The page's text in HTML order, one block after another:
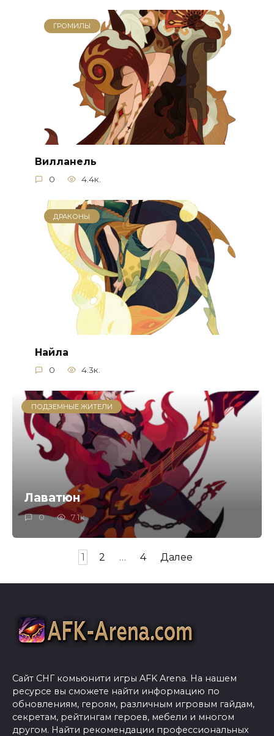
ГРОМИЛЫ
Вилланель
0 4.4к.
ДРАКОНЫ
Найла
0 4.3к.
ПОДЗЕМНЫЕ ЖИТЕЛИ
Лаватюн
0 7.1к.
1 2 … 4 Далее
Сайт СНГ комьюнити игры AFK Arena. На нашем
ресурсе вы сможете найти информацию по
обновлениям, героям, различным игровым гайдам,
секретам, рейтингам героев, мебели и многом
другом. Найти рекомендации профессиональных